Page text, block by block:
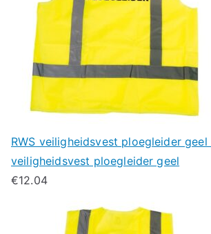
RWS veiligheidsvest ploegleider geel
veiligheidsvest ploegleider geel
€12.04